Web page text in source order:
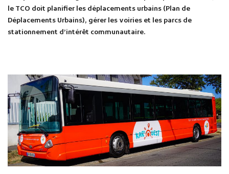
Publicité des actes
Marchés publics
Projets financés par l'Europe
Plans d'accès
le TCO doit planifier les déplacements urbains (Plan de
Déplacements Urbains), gérer les voiries et les parcs de
stationnement d’intérêt communautaire.